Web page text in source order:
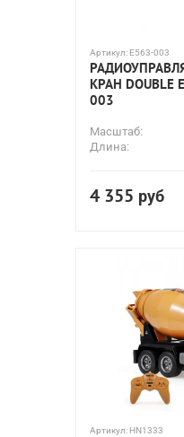
Артикул: E563-003
КРАН DOUBLE
003
Масштаб:
Длина:
4 355 руб
Артикул: HN1333